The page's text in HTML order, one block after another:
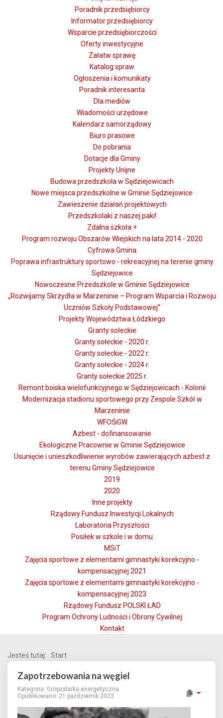
Poradnik przedsiębiorcy
Informator przedsiębiorcy
Wsparcie przedsiębiorczości
Oferty inwestycyjne
Załatw sprawę
Katalog spraw
Ogłoszenia i komunikaty
Poradnik interesanta
Dla mediów
Wiadomości urzędowe
Kalendarz samorządowy
Biuro prasowe
Do pobrania
Dotacje dla Gminy
Projekty Unijne
Budowa przedszkola w Sędziejowicach
Nowe miejsca przedszkolne w Gminie Sędziejowice
Zawieszenie działań projektowych
Przedszkolaki z naszej paki!
Zdalna szkoła +
Program rozwoju Obszarów Wiejskich na lata 2014 - 2020
Cyfrowa Gmina
Poprawa infrastruktury sportowo - rekreacyjnej na terenie gminy
Sędziejowice
Nowoczesne Przedszkole w Gminie Sędziejowice
„Rozwijamy Skrzydła w Marzeninie – Program Wsparcia i Rozwoju
Uczniów Szkoły Podstawowej”
Projekty Województwa Łódzkiego
Granty sołeckie
Granty sołeckie - 2020 r.
Granty sołeckie - 2022 r.
Granty sołeckie - 2024 r.
Granty sołeckie 2025 r.
Remont boiska wielofunkcyjnego w Sędziejowicach - Kolonii
Modernizacja stadionu sportowego przy Zespole Szkół w
Marzeninie
WFOŚiGW
Azbest - dofinansowanie
Ekologiczne Pracownie w Gminie Sędziejowice
Usunięcie i unieszkodliwienie wyrobów zawierających azbest z
terenu Gminy Sędziejowice
2019
2020
Inne projekty
Rządowy Fundusz Inwestycji Lokalnych
Laboratoria Przyszłości
Posiłek w szkole i w domu
MSiT
Zajęcia sportowe z elementami gimnastyki korekcyjno -
kompensacyjnej 2021
Zajęcia sportowe z elementami gimnastyki korekcyjno -
kompensacyjnej 2023
Rządowy Fundusz POLSKI ŁAD
Program Ochrony Ludności i Obrony Cywilnej
Kontakt
Jesteś tutaj: Start
Zapotrzebowania na węgiel
Kategoria: Gospodarka energetyczna
Opublikowano: 21 październik 2022